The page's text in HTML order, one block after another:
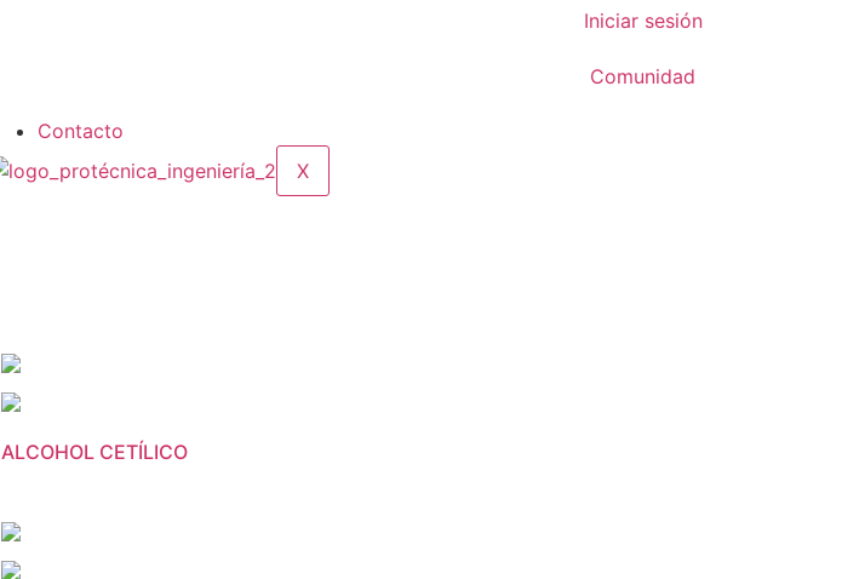
Iniciar sesión
Comunidad
Contacto
X
ALCOHOL CETÍLICO